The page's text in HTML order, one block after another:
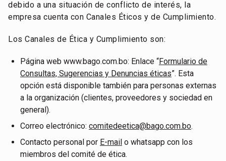
debido a una situación de conflicto de interés, la
empresa cuenta con Canales Éticos y de Cumplimiento.
Los Canales de Ética y Cumplimiento son:
Página web www.bago.com.bo: Enlace “Formulario de
Consultas, Sugerencias y Denuncias éticas”. Esta
opción está disponible también para personas externas
a la organización (clientes, proveedores y sociedad en
general).
Correo electrónico: comitedeetica@bago.com.bo.
Contacto personal por E-mail o whatsapp con los
miembros del comité de ética.